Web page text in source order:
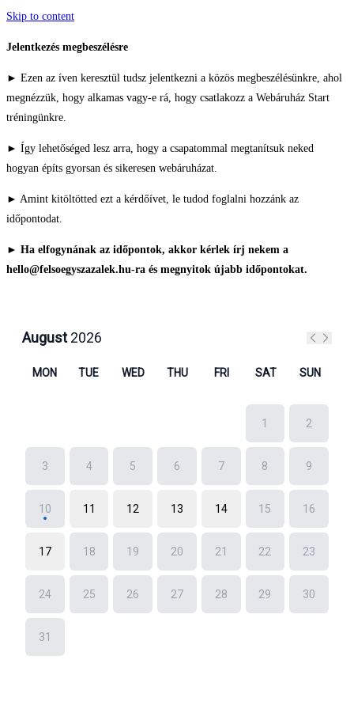
Skip to content
Jelentkezés megbeszélésre
► Ezen az íven keresztül tudsz jelentkezni a közös megbeszélésünkre, ahol
megnézzük, hogy alkamas vagy-e rá, hogy csatlakozz a Webáruház Start
tréningünkre.
► Így lehetőséged lesz arra, hogy a csapatommal megtanítsuk neked
hogyan építs gyorsan és sikeresen webáruházat.
► Amint kitöltötted ezt a kérdőívet, le tudod foglalni hozzánk az
időpontodat.
► Ha elfogynának az időpontok, akkor kérlek írj nekem a
hello@felsoegyszazalek.hu-ra és megnyitok újabb időpontokat.